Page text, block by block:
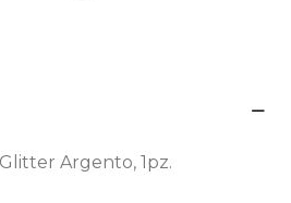
Argento, 1pz.